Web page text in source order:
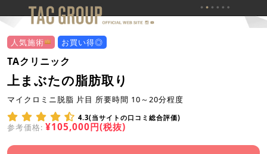
人気施術 お買い得◎
TAクリニック
上まぶたの脂肪取り
マイクロミニ脱脂 片目 所要時間 10～20分程度
4.3(当サイトの口コミ総合評価)
参考価格: ¥105,000円(税抜)